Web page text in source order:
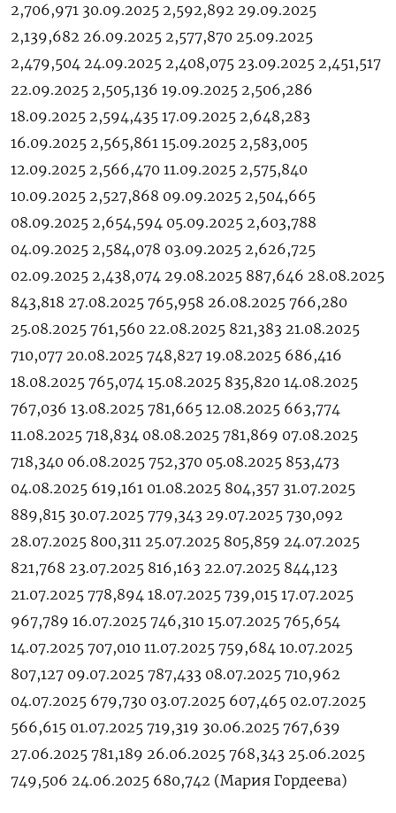
2,706,971 30.09.2025 2,592,892 29.09.2025
2,139,682 26.09.2025 2,577,870 25.09.2025
2,479,504 24.09.2025 2,408,075 23.09.2025 2,451,517
22.09.2025 2,505,136 19.09.2025 2,506,286
18.09.2025 2,594,435 17.09.2025 2,648,283
16.09.2025 2,565,861 15.09.2025 2,583,005
12.09.2025 2,566,470 11.09.2025 2,575,840
10.09.2025 2,527,868 09.09.2025 2,504,665
08.09.2025 2,654,594 05.09.2025 2,603,788
04.09.2025 2,584,078 03.09.2025 2,626,725
02.09.2025 2,438,074 29.08.2025 887,646 28.08.2025
843,818 27.08.2025 765,958 26.08.2025 766,280
25.08.2025 761,560 22.08.2025 821,383 21.08.2025
710,077 20.08.2025 748,827 19.08.2025 686,416
18.08.2025 765,074 15.08.2025 835,820 14.08.2025
767,036 13.08.2025 781,665 12.08.2025 663,774
11.08.2025 718,834 08.08.2025 781,869 07.08.2025
718,340 06.08.2025 752,370 05.08.2025 853,473
04.08.2025 619,161 01.08.2025 804,357 31.07.2025
889,815 30.07.2025 779,343 29.07.2025 730,092
28.07.2025 800,311 25.07.2025 805,859 24.07.2025
821,768 23.07.2025 816,163 22.07.2025 844,123
21.07.2025 778,894 18.07.2025 739,015 17.07.2025
967,789 16.07.2025 746,310 15.07.2025 765,654
14.07.2025 707,010 11.07.2025 759,684 10.07.2025
807,127 09.07.2025 787,433 08.07.2025 710,962
04.07.2025 679,730 03.07.2025 607,465 02.07.2025
566,615 01.07.2025 719,319 30.06.2025 767,639
27.06.2025 781,189 26.06.2025 768,343 25.06.2025
749,506 24.06.2025 680,742 (Мария ‌Гордеева)